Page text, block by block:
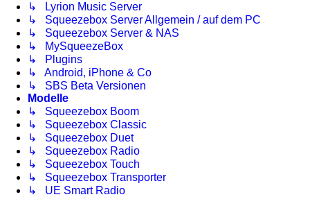
↳ Lyrion Music Server
↳ Squeezebox Server Allgemein / auf dem PC
↳ Squeezebox Server & NAS
↳ MySqueezeBox
↳ Plugins
↳ Android, iPhone & Co
↳ SBS Beta Versionen
Modelle
↳ Squeezebox Boom
↳ Squeezebox Classic
↳ Squeezebox Duet
↳ Squeezebox Radio
↳ Squeezebox Touch
↳ Squeezebox Transporter
↳ UE Smart Radio